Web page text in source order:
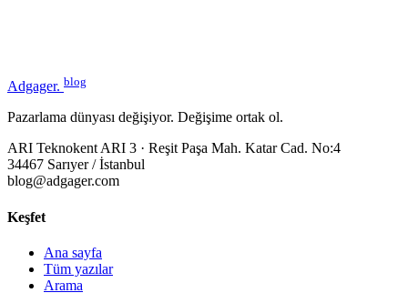
Adgager. blog
Pazarlama dünyası değişiyor. Değişime ortak ol.
ARI Teknokent ARI 3 · Reşit Paşa Mah. Katar Cad. No:4
34467 Sarıyer / İstanbul
blog@adgager.com
Keşfet
Ana sayfa
Tüm yazılar
Arama